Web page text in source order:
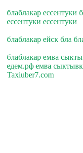
блаблакар ессентуки
ессентуки ессентуки
блаблакар ейск бла
блаблакар емва
едем.рф емва
Taxiuber7.com